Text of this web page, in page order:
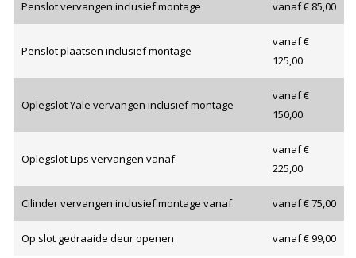
Penslot vervangen inclusief montage vanaf € 85,00
Penslot plaatsen inclusief montage
vanaf €
125,00
Oplegslot Yale vervangen inclusief montage
vanaf €
150,00
Oplegslot Lips vervangen vanaf
vanaf €
225,00
Cilinder vervangen inclusief montage vanaf vanaf € 75,00
Op slot gedraaide deur openen vanaf € 99,00